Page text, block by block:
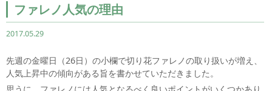
ファレノ人気の理由
2017.05.29
先週の金曜日（26日）の小欄で切り花ファレノの取り扱いが増え、
人気上昇中の傾向がある旨を書かせていただきました。